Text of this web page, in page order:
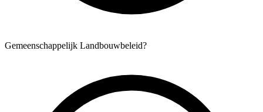
Gemeenschappelijk Landbouwbeleid?